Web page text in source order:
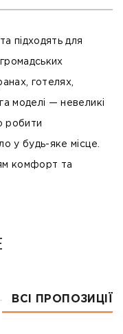
підходять для
готелях,
моделі — невеликі
робити
у будь-яке місце.
комфорт та
ВСІ ПРОПОЗИЦІЇ